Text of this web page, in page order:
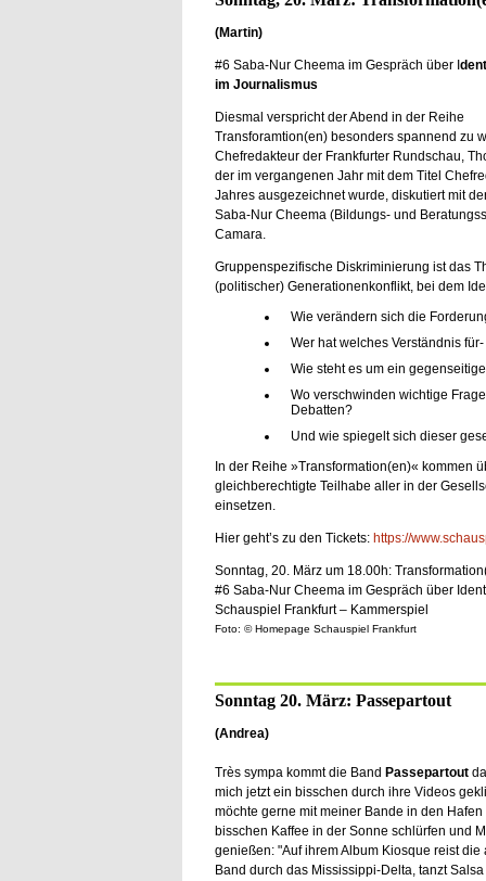
(Martin)
#6 Saba-Nur Cheema im Gespräch über I
im Journalismus
Diesmal verspricht der Abend in der Reihe
Transforamtion(en) besonders spannend zu
Chefredakteur der Frankfurter Rundschau,
der im vergangenen Jahr mit dem Titel
Jahres ausgezeichnet wurde, diskutiert mit
Saba-Nur Cheema (Bildungs- und
Camara.
Gruppenspezifische Diskriminierung ist das
(politischer) Generationenkonflikt, bei dem
Wie verändern sich die
Wer hat welches Verständnis
Wie steht es um ein
Wo verschwinden wichtige
Debatten?
Und wie spiegelt sich dieser
In der Reihe »Transformation(en)« kommen
gleichberechtigte Teilhabe aller in der
einsetzen.
Hier geht’s zu den Tickets: https://
Sonntag, 20. März um 18.00h:
#6 Saba-Nur Cheema im Gespräch über
Schauspiel Frankfurt – Kammerspiel
Foto: © Homepage Schauspiel Frankfurt
Sonntag 20. März: Passepartout
(Andrea)
Très sympa kommt die Band Passepartout
mich jetzt ein bisschen durch ihre Videos
möchte gerne mit meiner Bande in den Hafen
bisschen Kaffee in der Sonne schlürfen und
genießen: "Auf ihrem Album Kiosque reist die
Band durch das Mississippi-Delta, tanzt